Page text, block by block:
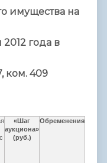
имущества на
2012 года в
ком. 409
«Шаг
аукциона»
(руб.)
Обременения